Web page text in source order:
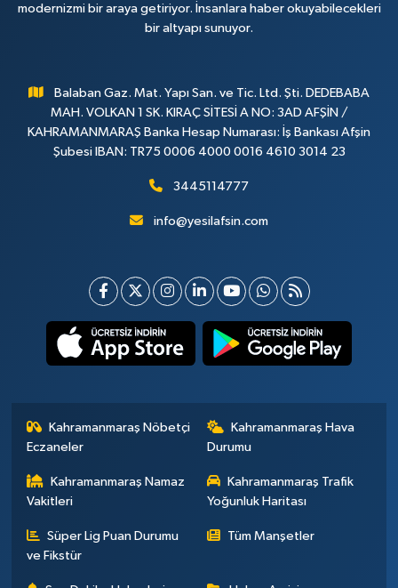
modernizmi bir araya getiriyor. İnsanlara haber okuyabilecekleri
bir altyapı sunuyor.
Balaban Gaz. Mat. Yapı San. ve Tic. Ltd. Şti. DEDEBABA
MAH. VOLKAN 1 SK. KIRAÇ SİTESİ A NO: 3AD AFŞİN /
KAHRAMANMARAŞ Banka Hesap Numarası: İş Bankası Afşin
Şubesi IBAN: TR75 0006 4000 0016 4610 3014 23
3445114777
info@yesilafsin.com
Kahramanmaraş Nöbetçi
Eczaneler
Kahramanmaraş Hava
Durumu
Kahramanmaraş Namaz
Vakitleri
Kahramanmaraş Trafik
Yoğunluk Haritası
Süper Lig Puan Durumu
ve Fikstür
Tüm Manşetler